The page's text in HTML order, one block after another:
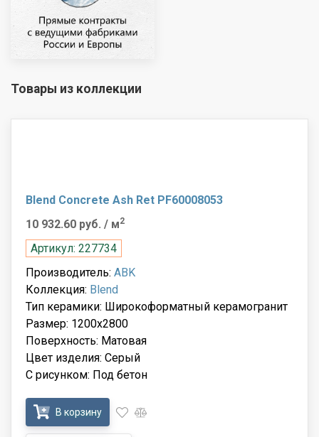
Товары из коллекции
Blend Concrete Ash Ret PF60008053
10 932.60 руб. / м2
Артикул: 227734
Производитель: ABK
Коллекция: Blend
Тип керамики: Широкоформатный керамогранит
Размер: 1200x2800
Поверхность: Матовая
Цвет изделия: Серый
С рисунком: Под бетон
В корзину